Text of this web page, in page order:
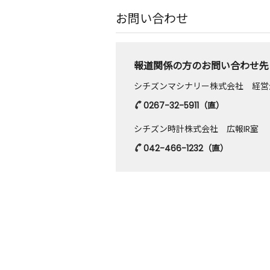
お問い合わせ
報道関係の方のお問い合わせ先
シチズンマシナリー株式会社 経
0267-32-5911 （直）
シチズン時計株式会社 広報IR室
042-466-1232（直）